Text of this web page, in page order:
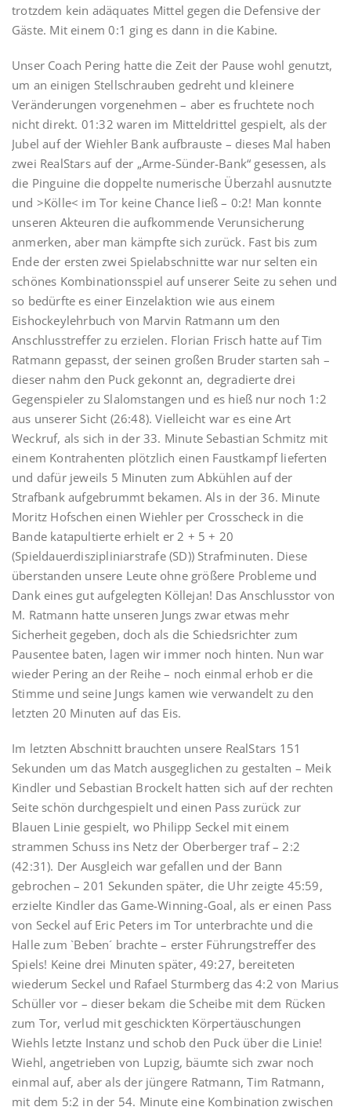
trotzdem kein adäquates Mittel gegen die Defensive der
Gäste. Mit einem 0:1 ging es dann in die Kabine.
Unser Coach Pering hatte die Zeit der Pause wohl genutzt,
um an einigen Stellschrauben gedreht und kleinere
Veränderungen vorgenehmen – aber es fruchtete noch
nicht direkt. 01:32 waren im Mitteldrittel gespielt, als der
Jubel auf der Wiehler Bank aufbrauste – dieses Mal haben
zwei RealStars auf der „Arme-Sünder-Bank“ gesessen, als
die Pinguine die doppelte numerische Überzahl ausnutzte
und >Kölle< im Tor keine Chance ließ – 0:2! Man konnte
unseren Akteuren die aufkommende Verunsicherung
anmerken, aber man kämpfte sich zurück. Fast bis zum
Ende der ersten zwei Spielabschnitte war nur selten ein
schönes Kombinationsspiel auf unserer Seite zu sehen und
so bedürfte es einer Einzelaktion wie aus einem
Eishockeylehrbuch von Marvin Ratmann um den
Anschlusstreffer zu erzielen. Florian Frisch hatte auf Tim
Ratmann gepasst, der seinen großen Bruder starten sah –
dieser nahm den Puck gekonnt an, degradierte drei
Gegenspieler zu Slalomstangen und es hieß nur noch 1:2
aus unserer Sicht (26:48). Vielleicht war es eine Art
Weckruf, als sich in der 33. Minute Sebastian Schmitz mit
einem Kontrahenten plötzlich einen Faustkampf lieferten
und dafür jeweils 5 Minuten zum Abkühlen auf der
Strafbank aufgebrummt bekamen. Als in der 36. Minute
Moritz Hofschen einen Wiehler per Crosscheck in die
Bande katapultierte erhielt er 2 + 5 + 20
(Spieldauerdiszipliniarstrafe (SD)) Strafminuten. Diese
überstanden unsere Leute ohne größere Probleme und
Dank eines gut aufgelegten Köllejan! Das Anschlusstor von
M. Ratmann hatte unseren Jungs zwar etwas mehr
Sicherheit gegeben, doch als die Schiedsrichter zum
Pausentee baten, lagen wir immer noch hinten. Nun war
wieder Pering an der Reihe – noch einmal erhob er die
Stimme und seine Jungs kamen wie verwandelt zu den
letzten 20 Minuten auf das Eis.
Im letzten Abschnitt brauchten unsere RealStars 151
Sekunden um das Match ausgeglichen zu gestalten – Meik
Kindler und Sebastian Brockelt hatten sich auf der rechten
Seite schön durchgespielt und einen Pass zurück zur
Blauen Linie gespielt, wo Philipp Seckel mit einem
strammen Schuss ins Netz der Oberberger traf – 2:2
(42:31). Der Ausgleich war gefallen und der Bann
gebrochen – 201 Sekunden später, die Uhr zeigte 45:59,
erzielte Kindler das Game-Winning-Goal, als er einen Pass
von Seckel auf Eric Peters im Tor unterbrachte und die
Halle zum `Beben´ brachte – erster Führungstreffer des
Spiels! Keine drei Minuten später, 49:27, bereiteten
wiederum Seckel und Rafael Sturmberg das 4:2 von Marius
Schüller vor – dieser bekam die Scheibe mit dem Rücken
zum Tor, verlud mit geschickten Körpertäuschungen
Wiehls letzte Instanz und schob den Puck über die Linie!
Wiehl, angetrieben von Lupzig, bäumte sich zwar noch
einmal auf, aber als der jüngere Ratmann, Tim Ratmann,
mit dem 5:2 in der 54. Minute eine Kombination zwischen